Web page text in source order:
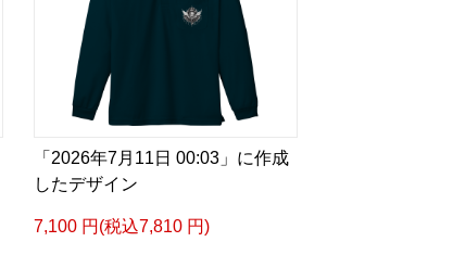
「2026年7月11日 00:03」に作成
したデザイン
7,100 円(税込7,810 円)